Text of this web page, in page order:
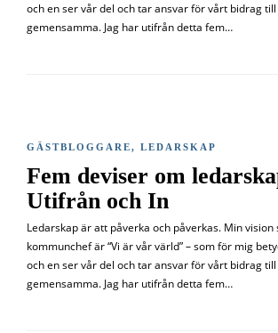
och en ser vår del och tar ansvar för vårt bidrag
gemensamma. Jag har utifrån detta fem…
GÄSTBLOGGARE, LEDARSKAP
Fem deviser om
Utifrån och In
Ledarskap är att påverka och påverkas. Min
kommunchef är “Vi är vår värld” – som för mig
och en ser vår del och tar ansvar för vårt bidrag
gemensamma. Jag har utifrån detta fem…